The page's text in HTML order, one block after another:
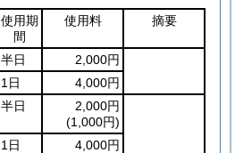
使用期
間
使用料 摘要
半日
2,000円
1日
4,000円
半日
2,000円
(1,000円)
1日
4,000円